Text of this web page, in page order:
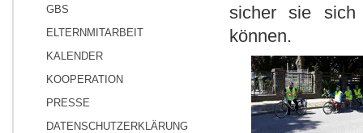
GBS
ELTERNMITARBEIT
KALENDER
KOOPERATION
PRESSE
DATENSCHUTZERKLÄRUNG
sicher sie sich
können.